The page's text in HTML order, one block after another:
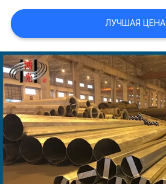
КАРТА
САЙТА
ПОЛИТИКА
УЕДИНЕНИЯ
ЛУЧШАЯ ЦЕНА